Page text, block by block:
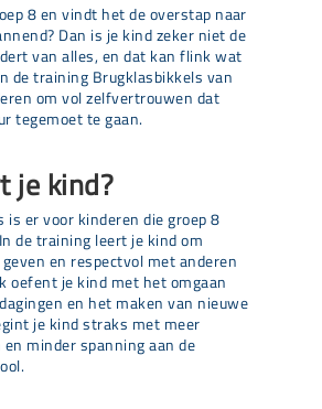
8 en vindt het de overstap naar
Dan is je kind zeker niet de
van alles, en dat kan flink wat
de training Brugklasbikkels van
om vol zelfvertrouwen dat
tegemoet te gaan.
je kind?
is er voor kinderen die groep 8
de training leert je kind om
en respectvol met anderen
oefent je kind met het omgaan
en het maken van nieuwe
je kind straks met meer
minder spanning aan de